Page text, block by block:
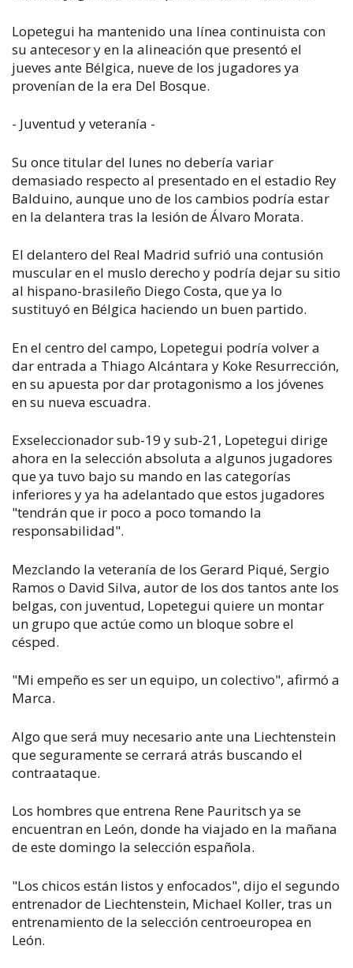
Lopetegui ha mantenido una línea continuista con
su antecesor y en la alineación que presentó el
jueves ante Bélgica, nueve de los jugadores ya
provenían de la era Del Bosque.
- Juventud y veteranía -
Su once titular del lunes no debería variar
demasiado respecto al presentado en el estadio Rey
Balduino, aunque uno de los cambios podría estar
en la delantera tras la lesión de Álvaro Morata.
El delantero del Real Madrid sufrió una contusión
muscular en el muslo derecho y podría dejar su sitio
al hispano-brasileño Diego Costa, que ya lo
sustituyó en Bélgica haciendo un buen partido.
En el centro del campo, Lopetegui podría volver a
dar entrada a Thiago Alcántara y Koke Resurrección,
en su apuesta por dar protagonismo a los jóvenes
en su nueva escuadra.
Exseleccionador sub-19 y sub-21, Lopetegui dirige
ahora en la selección absoluta a algunos jugadores
que ya tuvo bajo su mando en las categorías
inferiores y ya ha adelantado que estos jugadores
"tendrán que ir poco a poco tomando la
responsabilidad".
Mezclando la veteranía de los Gerard Piqué, Sergio
Ramos o David Silva, autor de los dos tantos ante los
belgas, con juventud, Lopetegui quiere un montar
un grupo que actúe como un bloque sobre el
césped.
"Mi empeño es ser un equipo, un colectivo", afirmó a
Marca.
Algo que será muy necesario ante una Liechtenstein
que seguramente se cerrará atrás buscando el
contraataque.
Los hombres que entrena Rene Pauritsch ya se
encuentran en León, donde ha viajado en la mañana
de este domingo la selección española.
"Los chicos están listos y enfocados", dijo el segundo
entrenador de Liechtenstein, Michael Koller, tras un
entrenamiento de la selección centroeuropea en
León.